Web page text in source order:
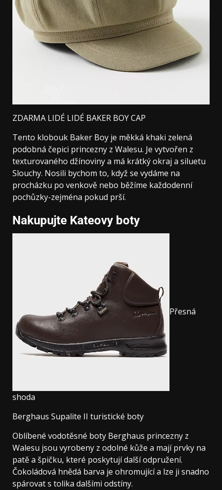
ZDARMA LIDÉ LIDÉ BAKER BOY CAP
Tento klobouk Baker Boy je měkká khaki zelená
podobná čepici princezny z Walesu. Je vytvořen z
texturovaného džínoviny a má krátký okraj a siluetu
Slouchy. Nosili bychom to, když se vydáme na
procházku po venkově nebo běžíme každodenní
pochůzky-zejména pokud prší.
Nakupujte Kateovy boty
Přesná
shoda
Berghaus Supalite II turistické boty
Oblíbené vodotěsné boty Berghaus princezny z
Walesu jsou vyrobeny z odolné kůže a mají prvky na
patě a špičku, které poskytují další odpružení.
Čokoládová hnědá barva je ohromující a lze ji snadno
spárovat s tolika dalšími odstíny.